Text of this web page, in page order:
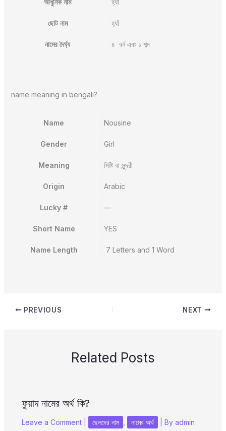
ছোট নাম হ্যাঁ
নামের দৈর্ঘ্য ৪ বর্ন এবং ১ শব্দ
name meaning in bengali?
Name Nousine
Gender Girl
Meaning মিষ্টি বা সুন্দরী
Origin Arabic
Lucky # —
Short Name YES
Name Length 7 Letters and 1 Word
PREVIOUS NEXT
Related Posts
ফুয়াদ নামের অর্থ কি?
Leave a Comment ছেলদের নাম নামের অর্থ | By admin